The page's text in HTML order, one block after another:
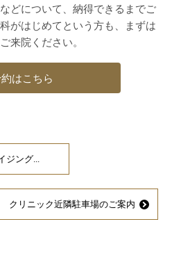
どについて、納得できるまでご
がはじめてという方も、まずは
来院ください。
はこちら
ジング...
クリニック近隣駐車場のご案内